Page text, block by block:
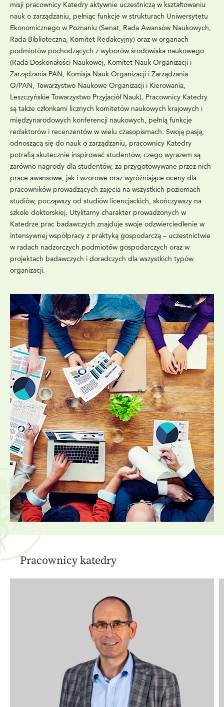
misji pracownicy Katedry aktywnie uczestniczą w kształtowaniu
nauk o zarządzaniu, pełniąc funkcje w strukturach Uniwersytetu
Ekonomicznego w Poznaniu (Senat, Rada Awansów Naukowych,
Rada Biblioteczna, Komitet Redakcyjny) oraz w organach
podmiotów pochodzących z wyborów środowiska naukowego
(Rada Doskonałości Naukowej, Komitet Nauk Organizacji i
Zarządzania PAN, Komisja Nauk Organizacji i Zarządzania
O/PAN, Towarzystwo Naukowe Organizacji i Kierowania,
Leszczyńskie Towarzystwo Przyjaciół Nauk). Pracownicy Katedry
są także członkami licznych komitetów naukowych krajowych i
międzynarodowych konferencji naukowych, pełnią funkcje
redaktorów i recenzentów w wielu czasopismach. Swoją pasją,
odnoszącą się do nauk o zarządzaniu, pracownicy Katedry
potrafią skutecznie inspirować studentów, czego wyrazem są
zarówno nagrody dla studentów, za przygotowywane przez nich
prace awansowe, jak i wzorowe oraz wyróżniające oceny dla
pracowników prowadzących zajęcia na wszystkich poziomach
studiów, począwszy od studiów licencjackich, skończywszy na
szkole doktorskiej. Utylitarny charakter prowadzonych w
Katedrze prac badawczych znajduje swoje odzwierciedlenie w
intensywnej współpracy z praktyką gospodarczą – uczestnictwie
w radach nadzorczych podmiotów gospodarczych oraz w
projektach badawczych i doradczych dla wszystkich typów
organizacji.
Pracownicy katedry